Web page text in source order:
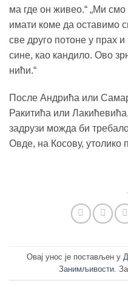
ма где он живео.“ „Ми
имати коме да оставимо
све друго потоне у прах и
сине, као кандило. Ово
нићи.“
После Андрића или
Ракитића или
задрузи можда би
Овде, на Косову, утолико
Овај унос је постављен у
Занимљивости .